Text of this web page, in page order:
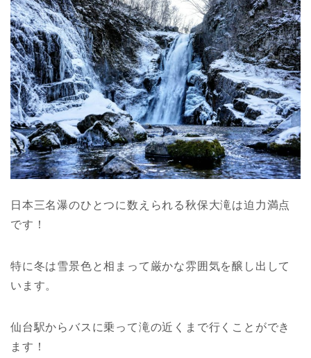
日本三名瀑のひとつに数えられる秋保大滝は迫力満点
です！
特に冬は雪景色と相まって厳かな雰囲気を醸し出して
います。
仙台駅からバスに乗って滝の近くまで行くことができ
ます！